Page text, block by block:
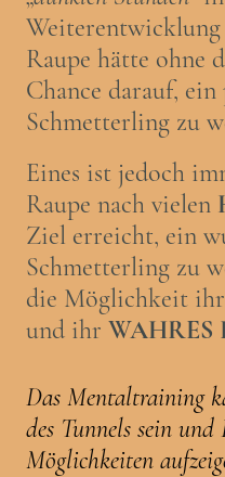
Raupe hätte ohne
Chance darauf,
Schmetterling zu
Eines ist jedoch
Raupe nach vielen
Ziel erreicht, ein
Schmetterling zu
die Möglichkeit
und ihr WAHRES
Das Mentaltraining
des Tunnels sein
Möglichkeiten